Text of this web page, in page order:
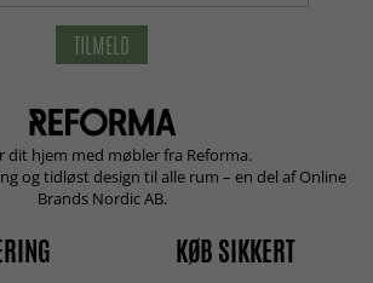
TILMELD
dit hjem med møbler fra Reforma.
og tidløst design til alle rum – en del af Online
Brands Nordic AB.
KØB SIKKERT